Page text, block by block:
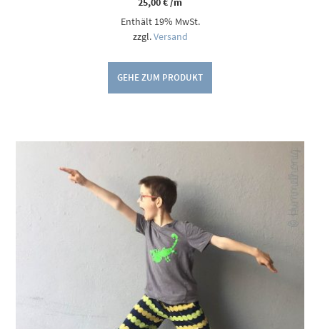
Enthält 19% MwSt.
zzgl.Versand
GEHE ZUM PRODUKT